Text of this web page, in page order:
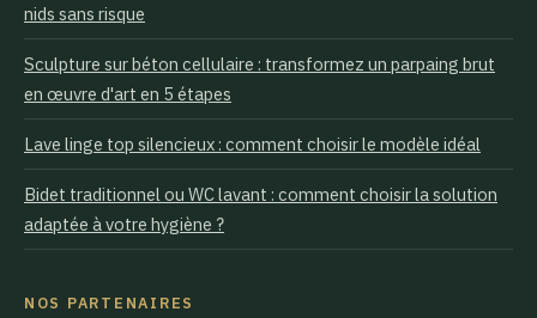
nids sans risque
Sculpture sur béton cellulaire : transformez un parpaing brut
en œuvre d'art en 5 étapes
Lave linge top silencieux : comment choisir le modèle idéal
Bidet traditionnel ou WC lavant : comment choisir la solution
adaptée à votre hygiène ?
NOS PARTENAIRES